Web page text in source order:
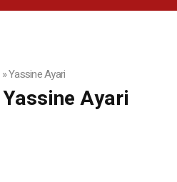
»Yassine Ayari
Yassine Ayari